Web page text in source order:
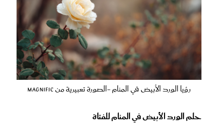
رؤيا الورد الأبيض في المنام -الصورة تعبيرية من magnific
حلم الورد الأبيض في المنام للفتاة